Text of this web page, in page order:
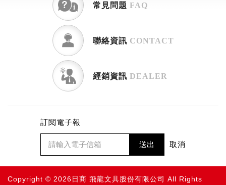
常見問題 FAQ
聯絡資訊 CONTACT
經銷資訊 DEALER
訂閱電子報
送出 取消
Copyright © 2026日商 飛龍文具股份有限公司 All Rights